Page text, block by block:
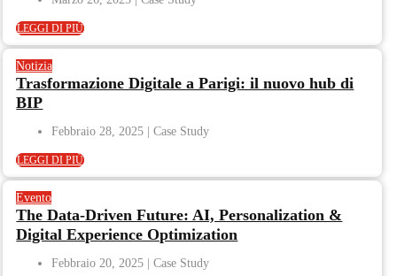
LEGGI DI PIÙ
Notizia
Trasformazione Digitale a Parigi: il nuovo hub di
BIP
Febbraio 28, 2025
LEGGI DI PIÙ
Evento
The Data-Driven Future: AI, Personalization &
Digital Experience Optimization
Febbraio 20, 2025